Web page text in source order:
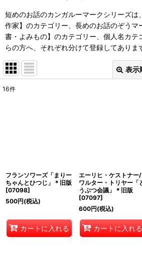
短めのお話のカンガルーマークシリーズは
作家】のカテゴリー、長めのお話のぞうマ
書・よみもの】のカテゴリー、個人名カテ
らの方へ、それぞれ分けて登録してありま
表示
16件
フランソワーズ「まりー
ちゃんとひつじ」＊旧版
[07098]
500円(税込)
カートに入れる
エーリヒ・ケストナー/
ワルター・トリヤー「
うぶつ会議」＊旧版
[07097]
600円(税込)
カートに入れる